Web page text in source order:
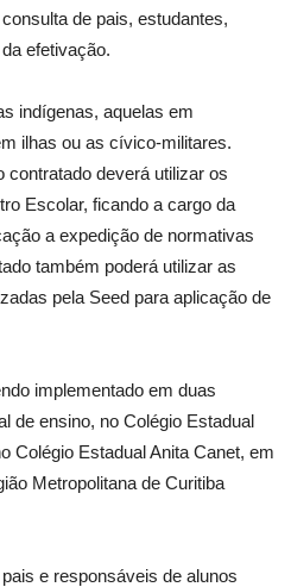
de pais, estudantes,
efetivação.
indígenas, aquelas em
ilhas ou as cívico-militares.
contratado deverá utilizar os
Escolar, ficando a cargo da
a expedição de normativas
também poderá utilizar as
pela Seed para aplicação de
implementado em duas
de ensino, no Colégio Estadual
Colégio Estadual Anita Canet, em
Metropolitana de Curitiba
e responsáveis de alunos